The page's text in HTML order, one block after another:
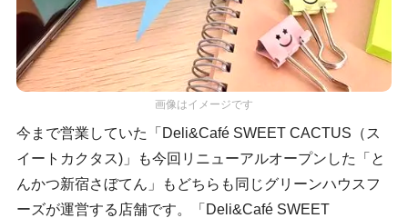
画像はイメージです
今まで営業していた「Deli&Café SWEET CACTUS（ス
イートカクタス)」も今回リニューアルオープンした「と
んかつ新宿さぼてん」もどちらも同じグリーンハウスフ
ーズが運営する店舗です。「Deli&Café SWEET